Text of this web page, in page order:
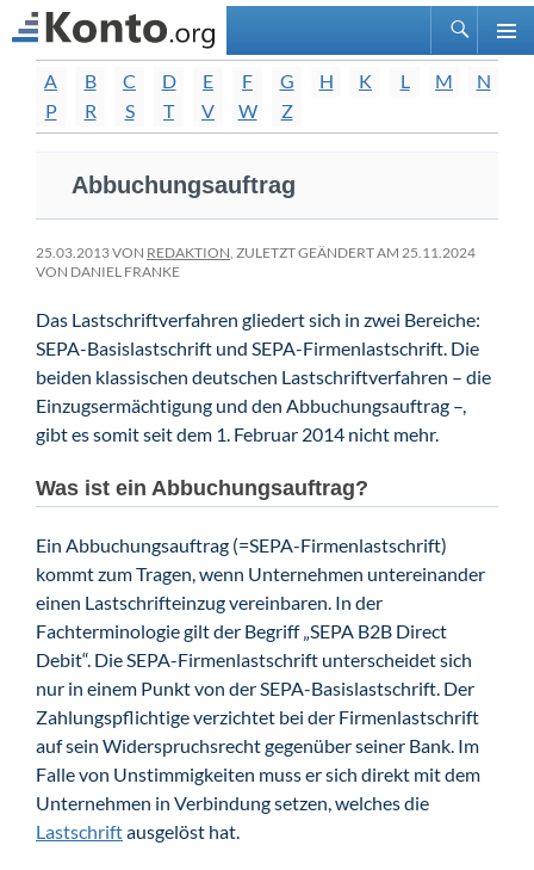
Suchen
MENÜ
springen
A B C D E F G H K L M
N
P
R S T V W Z
Abbuchungsauftrag
25.03.2013 VON REDAKTION, ZULETZT GEÄNDERT AM 25.11.2024
VON DANIEL FRANKE
Das Lastschriftverfahren gliedert sich in zwei Bereiche:
SEPA-Basislastschrift und SEPA-Firmenlastschrift. Die
beiden klassischen deutschen Lastschriftverfahren – die
Einzugsermächtigung und den Abbuchungsauftrag –,
gibt es somit seit dem 1. Februar 2014 nicht mehr.
Was ist ein Abbuchungsauftrag?
Ein Abbuchungsauftrag (=SEPA-Firmenlastschrift)
kommt zum Tragen, wenn Unternehmen untereinander
einen Lastschrifteinzug vereinbaren. In der
Fachterminologie gilt der Begriff „SEPA B2B Direct
Debit“. Die SEPA-Firmenlastschrift unterscheidet sich
nur in einem Punkt von der SEPA-Basislastschrift. Der
Zahlungspflichtige verzichtet bei der Firmenlastschrift
auf sein Widerspruchsrecht gegenüber seiner Bank. Im
Falle von Unstimmigkeiten muss er sich direkt mit dem
Unternehmen in Verbindung setzen, welches die
Lastschriftausgelöst hat.